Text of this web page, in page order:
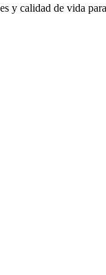
y calidad de vida